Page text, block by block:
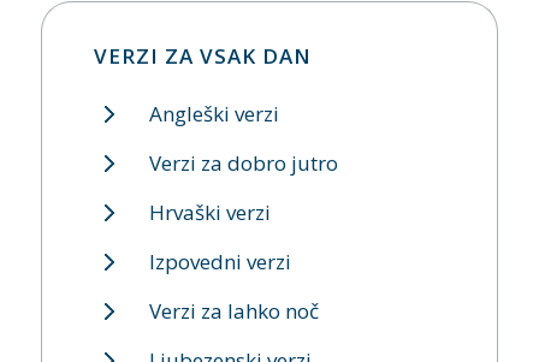
VERZI ZA VSAK DAN
Angleški verzi
Verzi za dobro jutro
Hrvaški verzi
Izpovedni verzi
Verzi za lahko noč